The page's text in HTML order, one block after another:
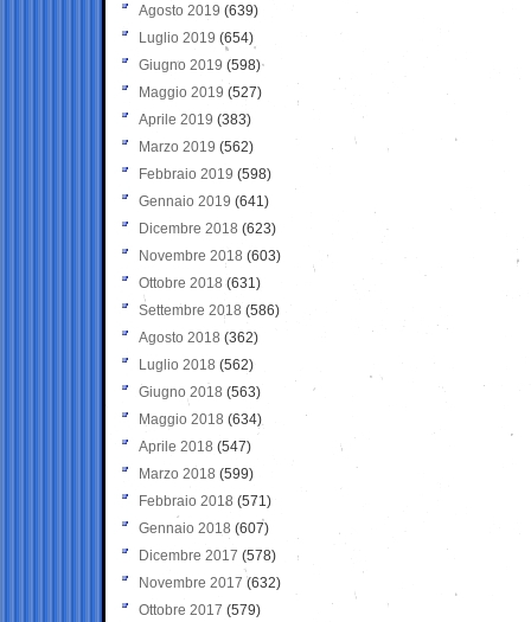
Agosto 2019 (639)
Luglio 2019 (654)
Giugno 2019 (598)
Maggio 2019 (527)
Aprile 2019 (383)
Marzo 2019 (562)
Febbraio 2019 (598)
Gennaio 2019 (641)
Dicembre 2018 (623)
Novembre 2018 (603)
Ottobre 2018 (631)
Settembre 2018 (586)
Agosto 2018 (362)
Luglio 2018 (562)
Giugno 2018 (563)
Maggio 2018 (634)
Aprile 2018 (547)
Marzo 2018 (599)
Febbraio 2018 (571)
Gennaio 2018 (607)
Dicembre 2017 (578)
Novembre 2017 (632)
Ottobre 2017 (579)